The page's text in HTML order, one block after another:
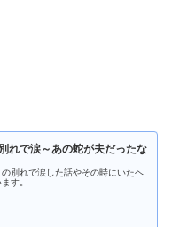
れで涙～あの蛇が夫だったな
別れで涙した話やその時にいたヘ
す。